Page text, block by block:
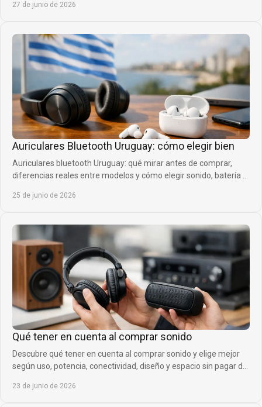
27 de junio de 2026
Auriculares Bluetooth Uruguay: cómo elegir bien
Auriculares bluetooth Uruguay: qué mirar antes de comprar,
diferencias reales entre modelos y cómo elegir sonido, batería y
25 de junio de 2026
Qué tener en cuenta al comprar sonido
Descubre qué tener en cuenta al comprar sonido y elige mejor
según uso, potencia, conectividad, diseño y espacio sin pagar de
23 de junio de 2026